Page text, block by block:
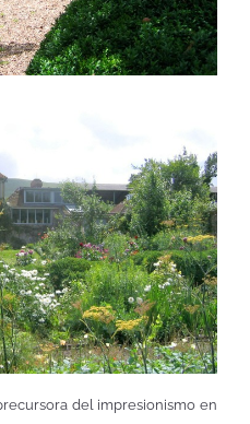
del impresionismo en